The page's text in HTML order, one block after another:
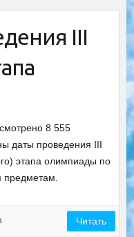
III
8 555
даты проведения III
этапа олимпиады по
Читать